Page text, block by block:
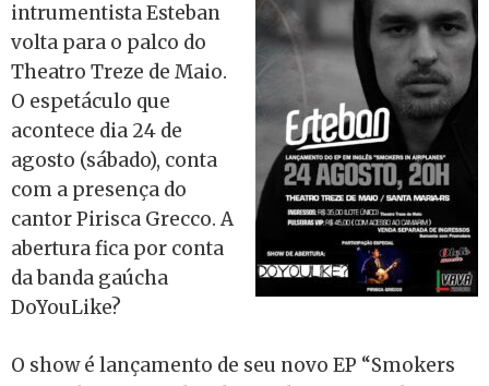
intrumentista Esteban
volta para o palco do
Theatro Treze de Maio.
O espetáculo que
acontece dia 24 de
agosto (sábado), conta
com a presença do
cantor Pirisca Grecco. A
abertura fica por conta
da banda gaúcha
DoYouLike?
O show é lançamento de seu novo EP “Smokers